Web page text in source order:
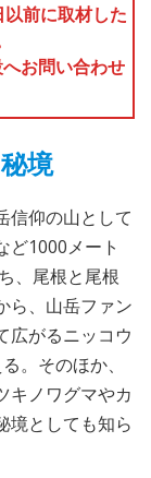
前に取材した
お問い合わせ
境
信仰の山として
ど1000メート
、尾根と尾根
ら、山岳ファン
広がるニッコウ
。そのほか、
キノワグマやカ
境としても知ら